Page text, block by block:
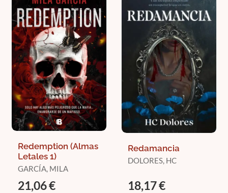
Redemption (Almas
Letales 1)
GARCÍA, MILA
21,06 €
Redamancia
DOLORES, HC
18,17 €